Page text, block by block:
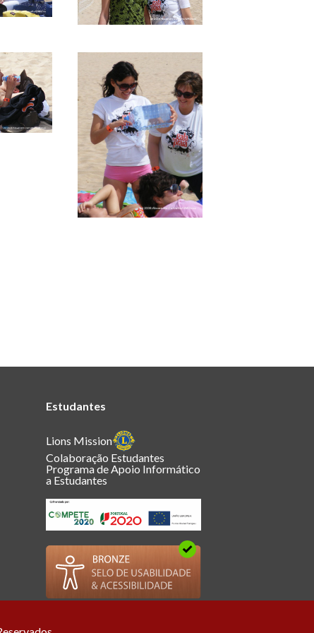
Estudantes
Lions Mission
Colaboração Estudantes
Programa de Apoio Informático
a Estudantes